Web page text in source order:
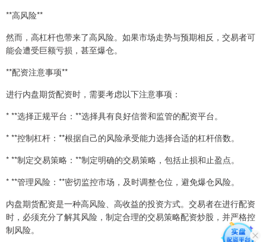
**高风险**
然而，高杠杆也带来了高风险。如果市场走势与预期相反，交易者可
能会遭受巨额亏损，甚至爆仓。
**配资注意事项**
进行内盘期货配资时，需要考虑以下注意事项：
* **选择正规平台：**选择具有良好信誉和监管的配资平台。
* **控制杠杆：**根据自己的风险承受能力选择合适的杠杆倍数。
* **制定交易策略：**制定明确的交易策略，包括止损和止盈点。
* **管理风险：**密切监控市场，及时调整仓位，避免爆仓风险。
内盘期货配资是一种高风险、高收益的投资方式。交易者在进行配资
时，必须充分了解其风险，制定合理的交易策略配资炒股，并严格控
制风险。